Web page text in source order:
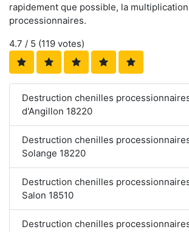
rapidement que possible, la
processionnaires.
4.7 / 5 (119 votes)
Destruction chenilles
d'Angillon 18220
Destruction chenilles
Solange 18220
Destruction chenilles
Salon 18510
Destruction chenilles